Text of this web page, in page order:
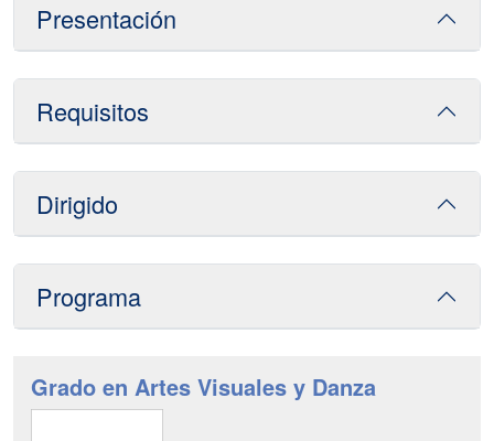
Presentación
Requisitos
Dirigido
Programa
Grado en Artes Visuales y Danza